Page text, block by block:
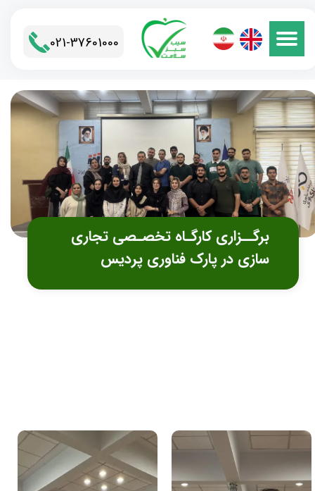
021-37601000​​​​​​​
برگــزاری کارگـاه تخصـصی تجاری
سازی در پارک فناوری پردیس